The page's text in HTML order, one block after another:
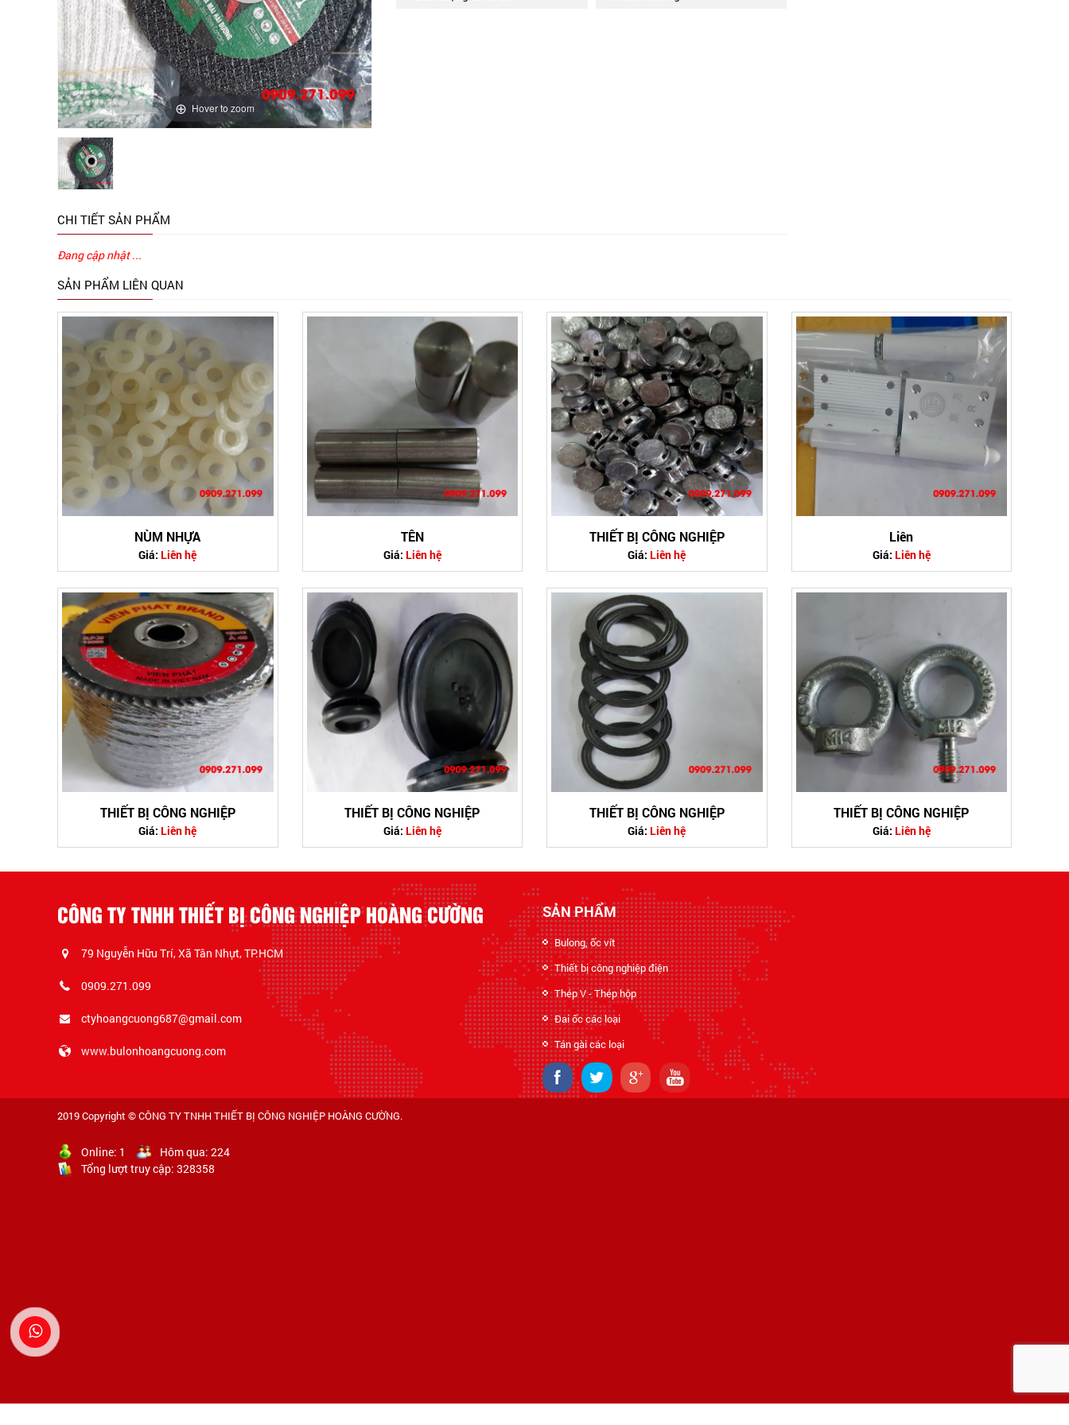
Hover to zoom
CHI TIẾT SẢN PHẨM
Đang cập nhật ...
SẢN PHẨM LIÊN QUAN
NÙM NHỰA
Giá: Liên hệ
TÊN
Giá: Liên hệ
THIẾT BỊ CÔNG NGHIỆP
Giá: Liên hệ
Liên
Giá: Liên hệ
THIẾT BỊ CÔNG NGHIỆP
Giá: Liên hệ
THIẾT BỊ CÔNG NGHIỆP
Giá: Liên hệ
THIẾT BỊ CÔNG NGHIỆP
Giá: Liên hệ
THIẾT BỊ CÔNG NGHIỆP
Giá: Liên hệ
CÔNG TY TNHH THIẾT BỊ CÔNG NGHIỆP HOÀNG CƯỜNG
79 Nguyễn Hữu Trí, Xã Tân Nhựt, TP.HCM
0909.271.099
ctyhoangcuong687@gmail.com
www.bulonhoangcuong.com
SẢN PHẨM
Bulong, ốc vít
Thiết bị công nghiệp điện
Thép V - Thép hộp
Đai ốc các loại
Tán gài các loại
2019 Copyright ©CÔNG TY TNHH THIẾT BỊ CÔNG NGHIỆP HOÀNG CƯỜNG.
Online: 1 Hôm qua: 224
Tổng lượt truy cập: 328358